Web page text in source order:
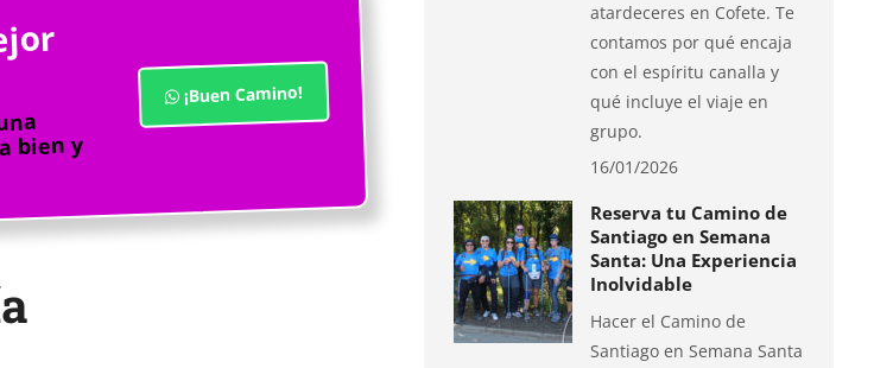
bien y
¡Buen Camino!
atardeceres en Cofete. Te
contamos por qué encaja
con el espíritu canalla y
qué incluye el viaje en
grupo.
16/01/2026
Reserva tu Camino de
Santiago en Semana
Santa: Una Experiencia
Inolvidable
Hacer el Camino de
Santiago en Semana Santa